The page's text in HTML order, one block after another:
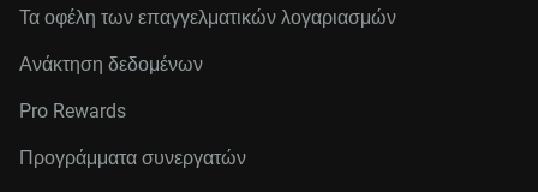
Τα οφέλη των επαγγελματικών λογαριασμών
Ανάκτηση δεδομένων
Pro Rewards
Προγράμματα συνεργατών